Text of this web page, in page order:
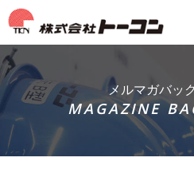
メルマガバッ
MAGAZINE